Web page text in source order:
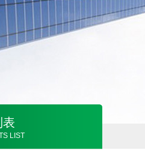
表
LIST